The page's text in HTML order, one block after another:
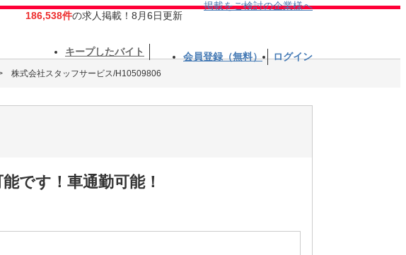
186,538件の求人掲載！8月6日更新
掲載をご検討の企業様へ
キープしたバイト 会員登録（無料） ログイン
株式会社スタッフサービス/H10509806
です！車通勤可能！